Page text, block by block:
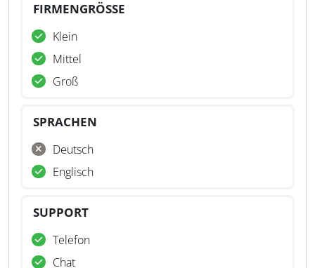
FIRMENGRÖSSE
Klein
Mittel
Groß
SPRACHEN
Deutsch
Englisch
SUPPORT
Telefon
Chat